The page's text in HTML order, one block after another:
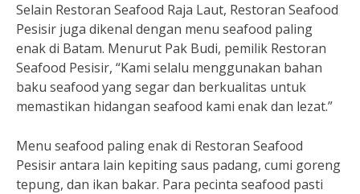
Selain Restoran Seafood Raja Laut, Restoran Seafood
Pesisir juga dikenal dengan menu seafood paling
enak di Batam. Menurut Pak Budi, pemilik Restoran
Seafood Pesisir, “Kami selalu menggunakan bahan
baku seafood yang segar dan berkualitas untuk
memastikan hidangan seafood kami enak dan lezat.”
Menu seafood paling enak di Restoran Seafood
Pesisir antara lain kepiting saus padang, cumi goreng
tepung, dan ikan bakar. Para pecinta seafood pasti